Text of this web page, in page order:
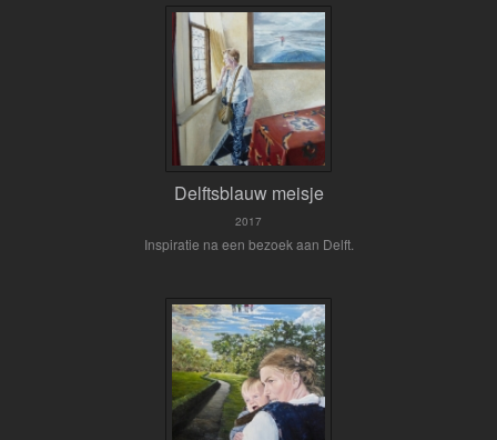
Delftsblauw meisje
2017
Inspiratie na een bezoek aan Delft.